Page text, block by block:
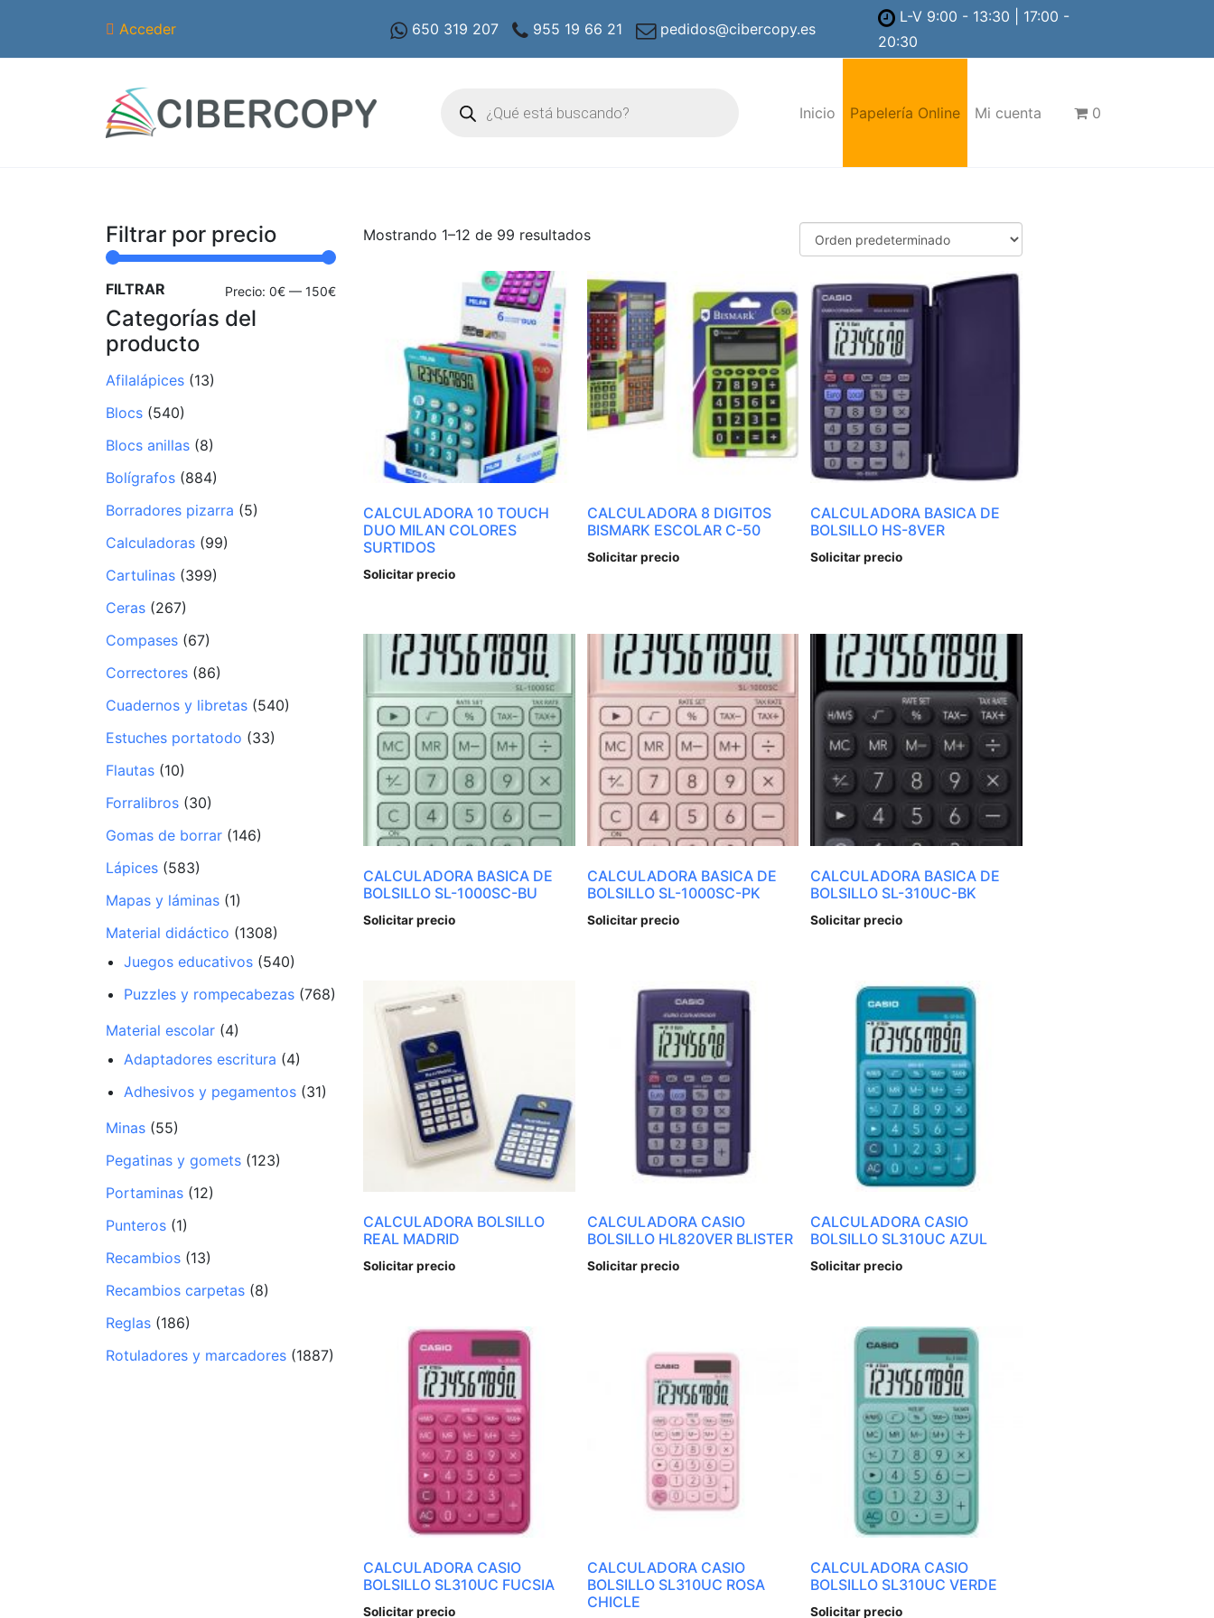
Acceder 650 319 207 955 19 66 21 pedidos@cibercopy.es
L-V 9:00 - 13:30 | 17:00 -
20:30
productos
Inicio Papelería Online Mi cuenta 0
Filtrar por precio
Precio
Precio
FILTRAR Precio: 0€ — 150€
Categorías del
producto
Afilalápices (13)
Blocs (540)
Blocs anillas (8)
Bolígrafos (884)
Borradores pizarra (5)
Calculadoras (99)
Cartulinas (399)
Ceras (267)
Compases (67)
Correctores (86)
Cuadernos y libretas (540)
Estuches portatodo (33)
Flautas (10)
Forralibros (30)
Gomas de borrar (146)
Lápices (583)
Mapas y láminas (1)
Material didáctico (1308)
Juegos educativos (540)
Puzzles y rompecabezas (768)
Material escolar (4)
Adaptadores escritura (4)
Adhesivos y pegamentos (31)
Minas (55)
Pegatinas y gomets (123)
Portaminas (12)
Punteros (1)
Recambios (13)
Recambios carpetas (8)
Reglas (186)
Rotuladores y marcadores (1887)
Mostrando 1–12 de 99 resultados
CALCULADORA 10 TOUCH
DUO MILAN COLORES
SURTIDOS
Solicitar precio
CALCULADORA 8 DIGITOS
BISMARK ESCOLAR C-50
Solicitar precio
CALCULADORA BASICA DE
BOLSILLO HS-8VER
Solicitar precio
CALCULADORA BASICA DE
BOLSILLO SL-1000SC-BU
Solicitar precio
CALCULADORA BASICA DE
BOLSILLO SL-1000SC-PK
Solicitar precio
CALCULADORA BASICA DE
BOLSILLO SL-310UC-BK
Solicitar precio
CALCULADORA BOLSILLO
REAL MADRID
Solicitar precio
CALCULADORA CASIO
BOLSILLO HL820VER BLISTER
Solicitar precio
CALCULADORA CASIO
BOLSILLO SL310UC AZUL
Solicitar precio
CALCULADORA CASIO
BOLSILLO SL310UC FUCSIA
Solicitar precio
CALCULADORA CASIO
BOLSILLO SL310UC ROSA
CHICLE
CALCULADORA CASIO
BOLSILLO SL310UC VERDE
Solicitar precio